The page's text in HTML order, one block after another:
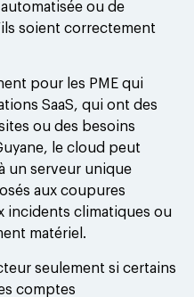
ou de
soient correctement
pour les PME qui
SaaS, qui ont des
ou des besoins
le cloud peut
un serveur unique
aux coupures
incidents climatiques ou
matériel.
seulement si certains
comptes